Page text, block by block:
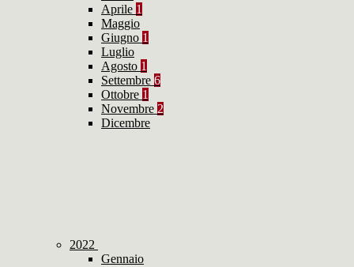
Aprile 1
Maggio
Giugno 1
Luglio
Agosto 1
Settembre 6
Ottobre 1
Novembre 2
Dicembre
2022
Gennaio